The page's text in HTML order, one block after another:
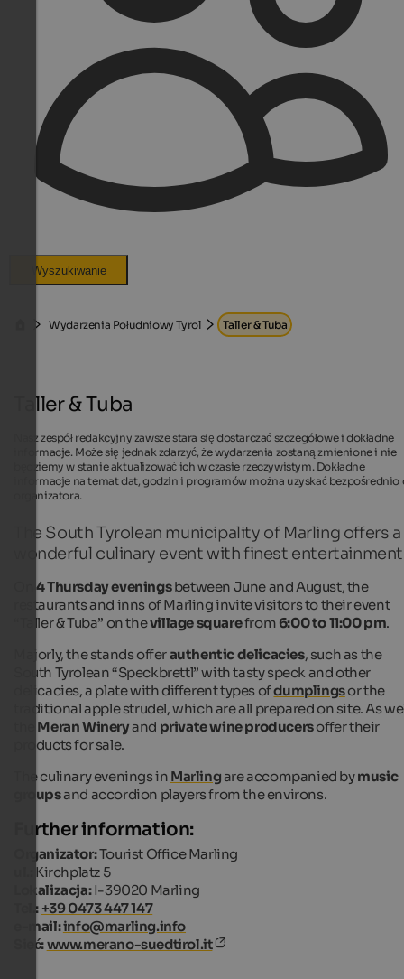
Wyszukiwanie
Wydarzenia Południowy Tyrol Taller & Tuba
Taller & Tuba
Nasz zespół redakcyjny zawsze stara się dostarczać szczegółowe i dokładne
informacje. Może się jednak zdarzyć, że wydarzenia zostaną zmienione i nie
będziemy w stanie aktualizować ich w czasie rzeczywistym. Dokładne
informacje na temat dat, godzin i programów można uzyskać bezpośrednio
organizatora.
The South Tyrolean municipality of Marling offers a
wonderful culinary event with finest
4 Thursday eveningsbetween June and August, the
restaurants and inns of Marling invite visitors to their event
“Taller & Tuba” on thevillage squarefrom 6:00 to 11:00 pm.
Majorly, the stands offerauthentic delicacies, such as the
South Tyrolean “Speckbrettl” with tasty speck and other
delicacies, a plate with different types ofdumplingsor the
traditional apple strudel, which are all prepared on site. As
Meran Wineryand private wine producersoffer their
products for sale.
The culinary evenings in Marlingare accompanied bymusic
groupsand accordion players from the environs.
Further information:
Organizator:Tourist Office Marling
Kirchplatz 5
Lokalizacja:I-39020 Marling
Tel.: +39 0473 447 147
e-mail:info@marling.info
Sieć:www.merano-suedtirol.it